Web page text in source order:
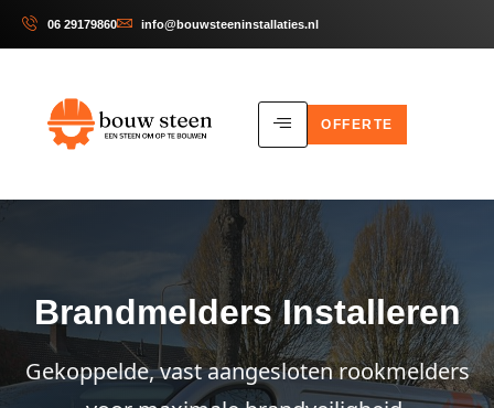
06 29179860 info@bouwsteeninstallaties.nl
OFFERTE
Brandmelders Installeren
Gekoppelde, vast aangesloten rookmelders